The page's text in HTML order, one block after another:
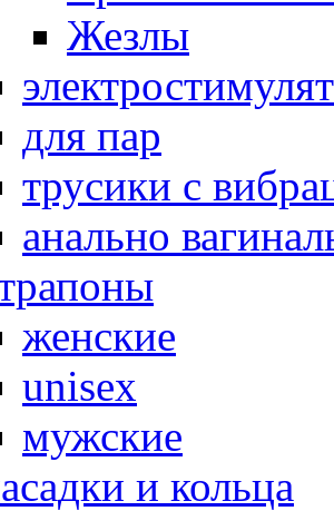
Жезлы
для пар
трусики с
анально
женские
unisex
мужские
и кольца